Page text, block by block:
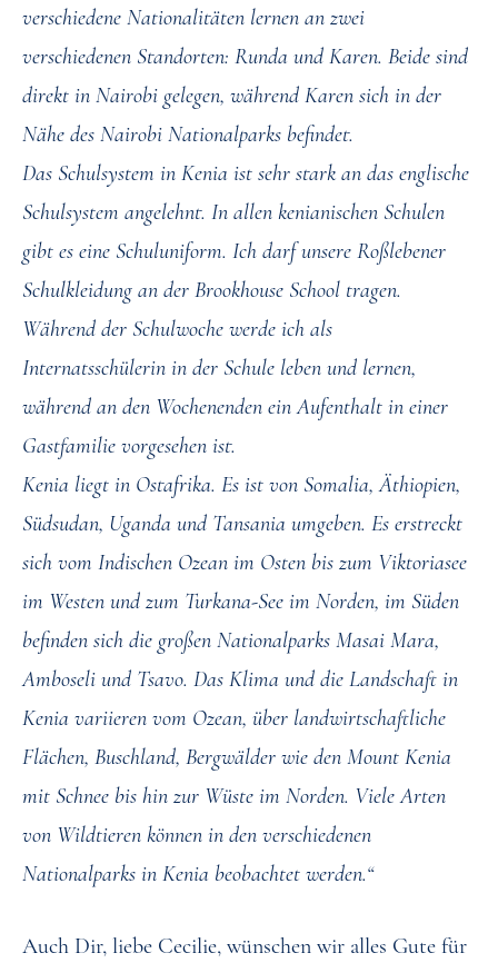
verschiedene Nationalitäten lernen an zwei
verschiedenen Standorten: Runda und Karen. Beide sind
direkt in Nairobi gelegen, während Karen sich in der
Nähe des Nairobi Nationalparks befindet.
Das Schulsystem in Kenia ist sehr stark an das englische
Schulsystem angelehnt. In allen kenianischen Schulen
gibt es eine Schuluniform. Ich darf unsere Roßlebener
Schulkleidung an der Brookhouse School tragen.
Während der Schulwoche werde ich als
Internatsschülerin in der Schule leben und lernen,
während an den Wochenenden ein Aufenthalt in einer
Gastfamilie vorgesehen ist.
Kenia liegt in Ostafrika. Es ist von Somalia, Äthiopien,
Südsudan, Uganda und Tansania umgeben. Es erstreckt
sich vom Indischen Ozean im Osten bis zum Viktoriasee
im Westen und zum Turkana-See im Norden, im Süden
befinden sich die großen Nationalparks Masai Mara,
Amboseli und Tsavo. Das Klima und die Landschaft in
Kenia variieren vom Ozean, über landwirtschaftliche
Flächen, Buschland, Bergwälder wie den Mount Kenia
mit Schnee bis hin zur Wüste im Norden. Viele Arten
von Wildtieren können in den verschiedenen
Nationalparks in Kenia beobachtet werden.“
Auch Dir, liebe Cecilie, wünschen wir alles Gute für